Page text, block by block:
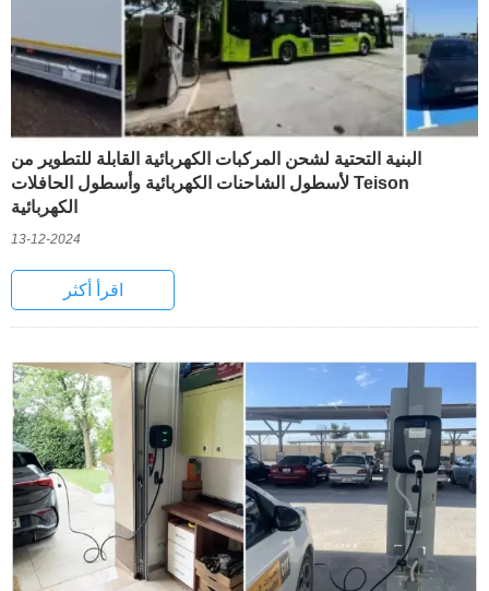
البنية التحتية لشحن المركبات الكهربائية القابلة للتطوير من
Teison لأسطول الشاحنات الكهربائية وأسطول الحافلات
الكهربائية
13-12-2024
اقرأ أكثر